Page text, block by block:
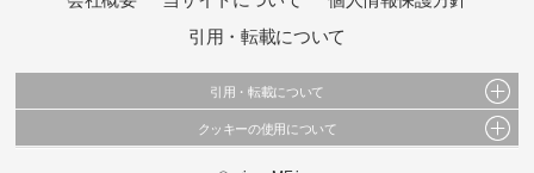
引用・転載について
引用・転載について
当サイトで公開されている情報（文字、写真、イラスト、画像データ等）及びこれらの配
クッキーの使用について